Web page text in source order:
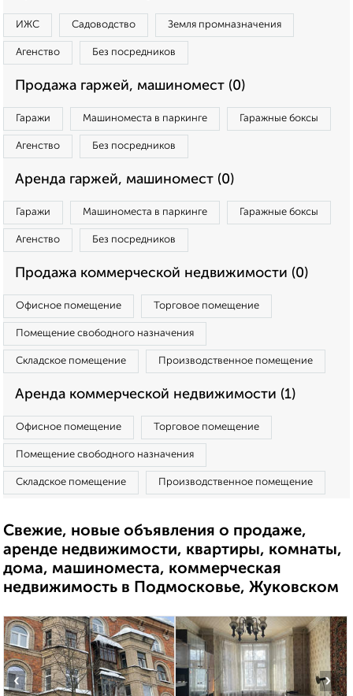
ИЖС Садоводство Земля промназначения
Агенство Без посредников
Продажа гаржей, машиномест (0)
Гаражи Машиноместа в паркинге Гаражные боксы
Агенство Без посредников
Аренда гаржей, машиномест (0)
Гаражи Машиноместа в паркинге Гаражные боксы
Агенство Без посредников
Продажа коммерческой недвижимости (0)
Офисное помещение Торговое помещение
Помещение свободного назначения
Складское помещение Производственное помещение
Аренда коммерческой недвижимости (1)
Офисное помещение Торговое помещение
Помещение свободного назначения
Складское помещение Производственное помещение
Свежие, новые объявления о продаже,
аренде недвижимости, квартиры, комнаты,
дома, машиноместа, коммерческая
недвижимость в Подмосковье, Жуковском
‹ ›